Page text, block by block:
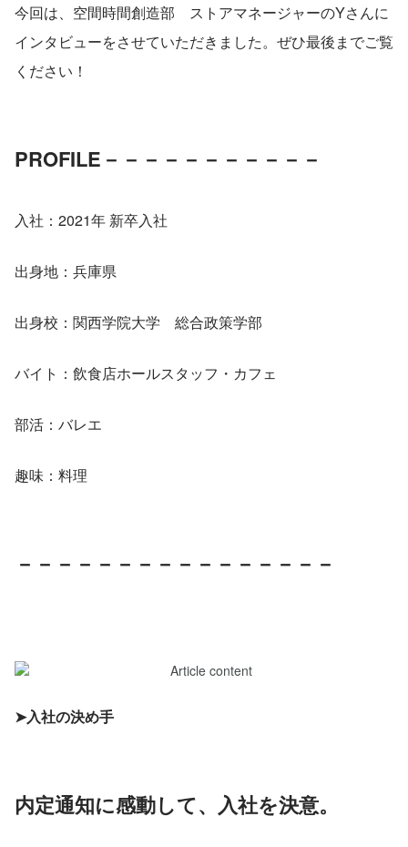
今回は、空間時間創造部　ストアマネージャーのYさんに
インタビューをさせていただきました。ぜひ最後までご覧
ください！
PROFILE －－－－－－－－－－－
入社：2021年 新卒入社
出身地：兵庫県
出身校：関西学院大学　総合政策学部
バイト：飲食店ホールスタッフ・カフェ
部活：バレエ
趣味：料理
－－－－－－－－－－－－－－－－
➤入社の決め手
内定通知に感動して、入社を決意。